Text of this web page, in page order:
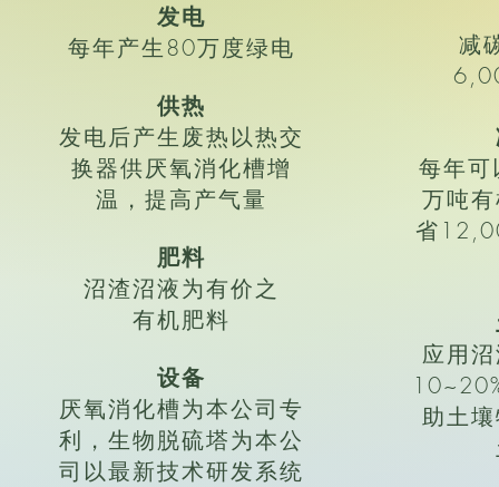
发电
每年产生80万度绿电
供热
发电后产生废热以热交
换器供厌氧消化槽增
温，提高产气量
肥料
沼渣沼液为有价之
有机肥料
设备
厌氧消化槽为本公司专
利，生物脱硫塔为本公
司以最新技术研发系统
减
每年
万吨
省
应用
助土